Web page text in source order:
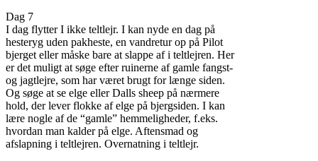
Dag 7
I dag flytter I ikke teltlejr. I kan nyde en dag på
hesteryg uden pakheste, en vandretur op på Pilot
bjerget eller måske bare at slappe af i teltlejren. Her
er det muligt at søge efter ruinerne af gamle fangst-
og jagtlejre, som har været brugt for længe siden.
Og søge at se elge eller Dalls sheep på nærmere
hold, der lever flokke af elge på bjergsiden. I kan
lære nogle af de “gamle” hemmeligheder, f.eks.
hvordan man kalder på elge. Aftensmad og
afslapning i teltlejren. Overnatning i teltlejr.